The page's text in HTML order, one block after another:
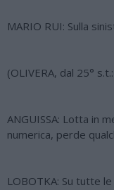
MARIO RUI: Sulla
(OLIVERA, dal 25°
ANGUISSA: Lotta in
numerica, perde
LOBOTKA: Su tutte